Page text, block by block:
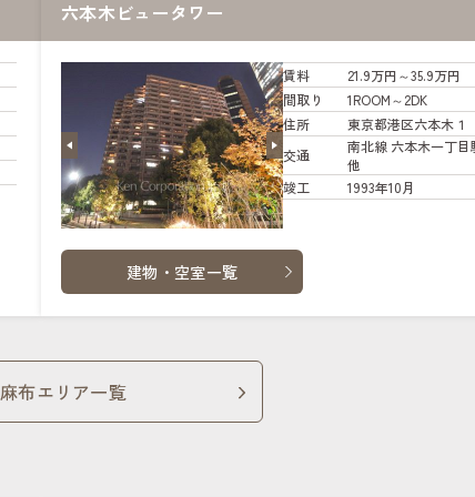
六本木ビュータワー
賃料
21.9万円～35.9万円
間取り
1ROOM～2DK
住所
東京都港区六本木１
交通
南北線 六本木一丁目
他
竣工
1993年10月
建物・空室一覧
麻布エリア一覧